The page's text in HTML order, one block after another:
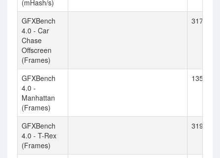
(mHash/s)
GFXBench
4.0 - Car
Chase
Offscreen
(Frames)
31716
GFXBench
4.0 -
Manhattan
(Frames)
13566
GFXBench
4.0 - T-Rex
(Frames)
31930